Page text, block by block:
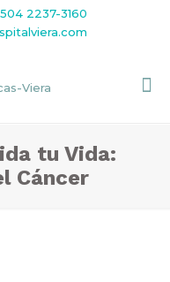
2237-3160
tu Vida:
Cáncer